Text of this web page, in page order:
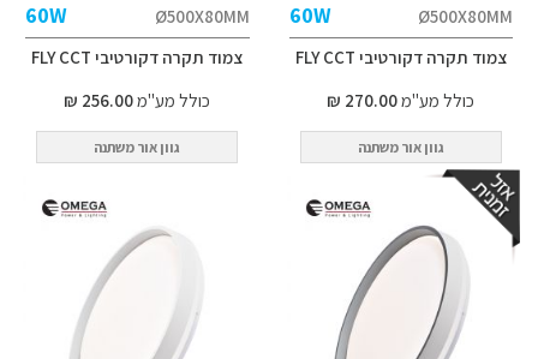
Ø500X80MM
60W
צמוד תקרה דקורטיבי FLY CCT
כולל מע"מ270.00 ₪
גוון אור משתנה
Ø500X80MM
60W
צמוד תקרה דקורטיבי FLY CCT
כולל מע"מ256.00 ₪
גוון אור משתנה